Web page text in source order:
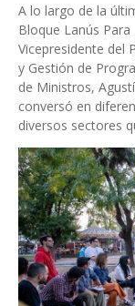
A lo largo de la
Bloque Lanús
Vicepresidente del
y Gestión de
de Ministros,
conversó en
diversos sectores